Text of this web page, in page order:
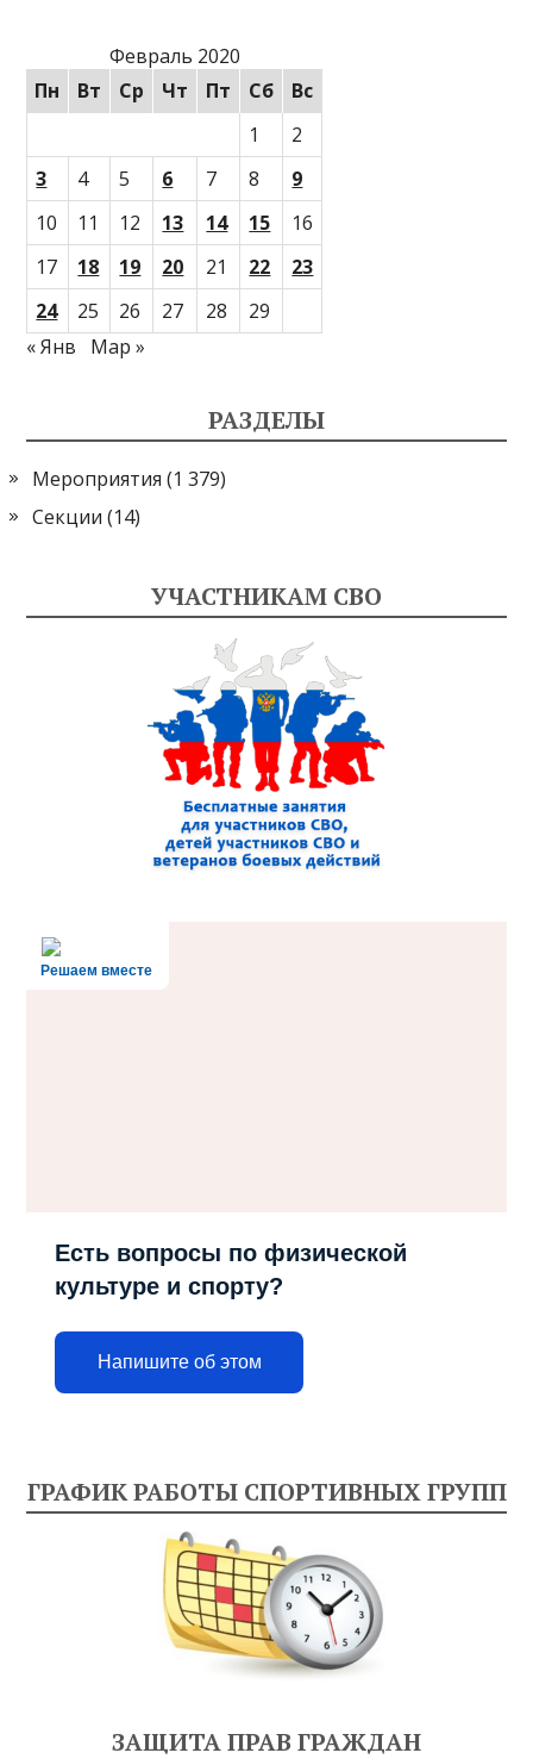
Февраль 2020
Пн
Вт Ср Чт Пт Сб
Вс
1
2
3
4 5 6 7 8
9
10
11 12 13 14 15
16
17
18 19 20 21 22
23
24
25 26 27 28
29
« Янв
Мар »
РАЗДЕЛЫ
Мероприятия (1 379)
Секции (14)
УЧАСТНИКАМ СВО
Решаем вместе
Есть вопросы по физической
культуре и спорту?
Напишите об этом
ГРАФИК РАБОТЫ СПОРТИВНЫХ ГРУПП
ЗАЩИТА ПРАВ ГРАЖДАН